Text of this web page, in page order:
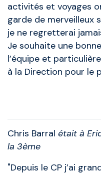
activités et voyages
garde de merveilleux
je ne regretterai
Je souhaite une
l’équipe et
à la Direction pour le
Chris Barral était à
la 3ème
"Depuis le CP j’ai